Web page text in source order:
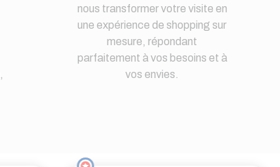
nous transformer votre visite en
une expérience de shopping sur
mesure, répondant
parfaitement à vos besoins et à
vos envies.